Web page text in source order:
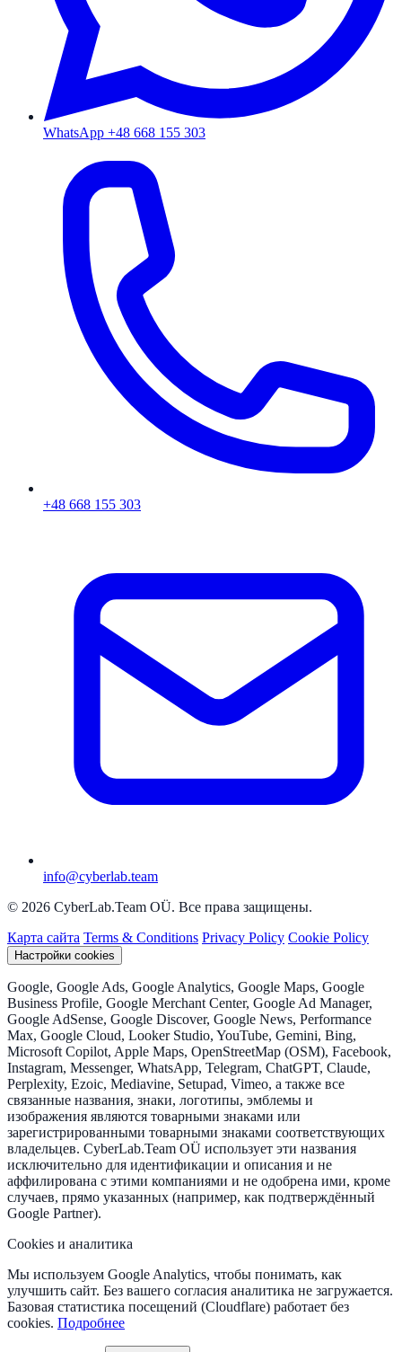
WhatsApp +48 668 155 303
+48 668 155 303
info@cyberlab.team
© 2026 CyberLab.Team OÜ. Все права защищены.
Карта сайта Terms & Conditions Privacy Policy Cookie Policy
Настройки cookies
Google, Google Ads, Google Analytics, Google Maps, Google
Business Profile, Google Merchant Center, Google Ad Manager,
Google AdSense, Google Discover, Google News, Performance
Max, Google Cloud, Looker Studio, YouTube, Gemini, Bing,
Microsoft Copilot, Apple Maps, OpenStreetMap (OSM), Facebook,
Instagram, Messenger, WhatsApp, Telegram, ChatGPT, Claude,
Perplexity, Ezoic, Mediavine, Setupad, Vimeo, а также все
связанные названия, знаки, логотипы, эмблемы и
изображения являются товарными знаками или
зарегистрированными товарными знаками соответствующих
владельцев. CyberLab.Team OÜ использует эти названия
исключительно для идентификации и описания и не
аффилирована с этими компаниями и не одобрена ими, кроме
случаев, прямо указанных (например, как подтверждённый
Google Partner).
Cookies и аналитика
Мы используем Google Analytics, чтобы понимать, как
улучшить сайт. Без вашего согласия аналитика не загружается.
Базовая статистика посещений (Cloudflare) работает без
cookies. Подробнее